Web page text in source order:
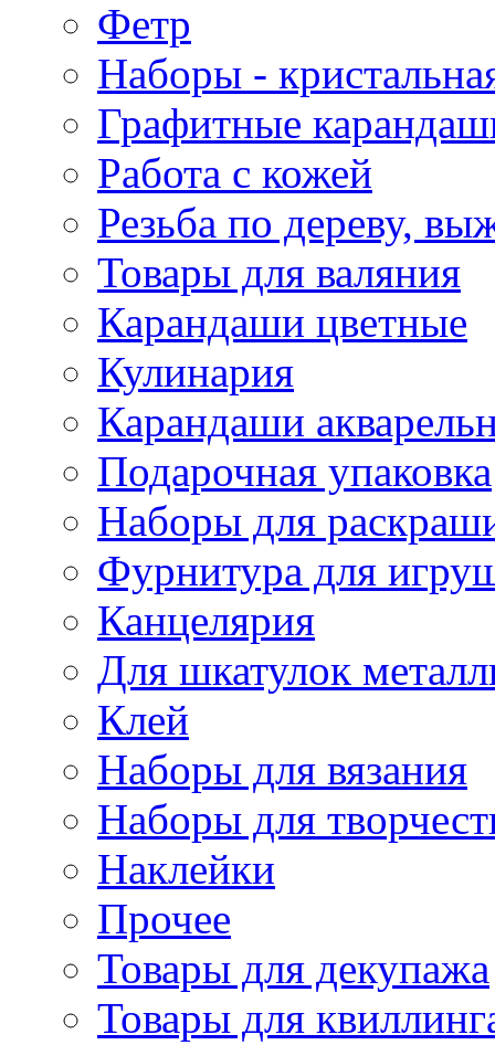
Фетр
Наборы -
Графитные
Работа с кожей
Резьба по дереву,
Товары для валяния
Карандаши цветные
Кулинария
Карандаши
Подарочная упаковка
Наборы для
Фурнитура для
Канцелярия
Для шкатулок
Клей
Наборы для вязания
Наборы для
Наклейки
Прочее
Товары для декупажа
Товары для